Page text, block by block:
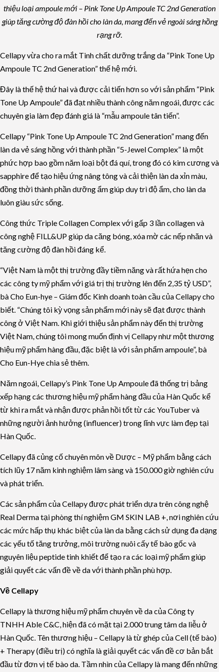
thiệu loại ampoule mới – Pink Tone Up Ampoule TC 2nd Generation
giúp tăng cường độ đàn hồi cho làn da, mang đến vẻ ngoài sáng hồng
rạng rỡ.
Cellapy vừa cho ra mắt Tinh chất dưỡng trắng da “Pink Tone Up
Ampoule TC 2nd Generation” thế hệ mới.
Đây là thế hệ thứ hai và được cải tiến hơn so với sản phẩm “Pink
Tone Up Ampoule” đã đạt nhiều thành công năm ngoái, được các
chuyên gia làm đẹp đánh giá là “mẫu ampoule tân tiến”.
Cellapy “Pink Tone Up Ampoule TC 2nd Generation” mang đến
làn da vẻ sáng hồng với thành phần “5-Jewel Complex” là một
phức hợp bao gồm năm loại bột đá quí, trong đó có kim cương và
sapphire để tạo hiệu ứng nâng tông và cải thiện làn da xỉn màu,
đồng thời thành phần dưỡng ẩm giúp duy trì độ ẩm, cho làn da
luôn giàu sức sống.
Công thức Triple Collagen Complex với gấp 3 lần collagen và
công nghệ FILL&UP giúp da căng bóng, xóa mờ các nếp nhăn và
tăng cường độ đàn hồi đáng kể.
“Việt Nam là một thị trường đầy tiềm năng và rất hứa hẹn cho
các công ty mỹ phẩm với giá trị thị trường lên đến 2,35 tỷ USD”,
bà Cho Eun-hye – Giám đốc Kinh doanh toàn cầu của Cellapy cho
biết. “Chúng tôi kỳ vọng sản phẩm mới này sẽ đạt được thành
công ở Việt Nam. Khi giới thiệu sản phẩm này đến thị trường
Việt Nam, chúng tôi mong muốn định vị Cellapy như một thương
hiệu mỹ phẩm hàng đầu, đặc biệt là với sản phẩm ampoule”, bà
Cho Eun-Hye chia sẻ thêm.
Năm ngoái, Cellapy’s Pink Tone Up Ampoule đã thống trị bảng
xếp hạng các thương hiệu mỹ phẩm hàng đầu của Hàn Quốc kể
từ khi ra mắt và nhận được phản hồi tốt từ các YouTuber và
những người ảnh hưởng (influencer) trong lĩnh vực làm đẹp tại
Hàn Quốc.
Cellapy đã củng cố chuyên môn về Dược – Mỹ phẩm bằng cách
tích lũy 17 năm kinh nghiệm lâm sàng và 150.000 giờ nghiên cứu
và phát triển.
Các sản phẩm của Cellapy được phát triển dựa trên công nghệ
Real Derma tại phòng thí nghiệm GM SKIN LAB +, nơi nghiên cứu
các mức hấp thụ khác biệt của làn da bằng cách sử dụng đa dạng
các yếu tố tăng trưởng, môi trường nuôi cấy tế bào gốc và
nguyên liệu peptide tinh khiết để tạo ra các loại mỹ phẩm giúp
giải quyết các vấn đề về da với thành phần phù hợp.
Về Cellapy
Cellapy là thương hiệu mỹ phẩm chuyên về da của Công ty
TNHH Able C&C, hiện đã có mặt tại 2.000 trung tâm da liễu ở
Hàn Quốc. Tên thương hiệu – Cellapy là từ ghép của Cell (tế bào)
+ Therapy (điều trị) có nghĩa là giải quyết các vấn đề cơ bản bắt
đầu từ đơn vị tế bào da. Tầm nhìn của Cellapy là mang đến những